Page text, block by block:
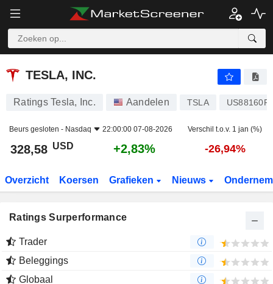
TESLA, INC.
TESLA, INC.
Ratings Tesla, Inc. Aandelen TSLA
Beurs gesloten - Nasdaq 22:00:00 07-08-2026 Verschil t.o.v. 1 jan (%)
328,58 USD +2,83% -26,94%
Overzicht Koersen Grafieken Nieuws
Ratings Surperformance
Trader
Beleggings
Globaal